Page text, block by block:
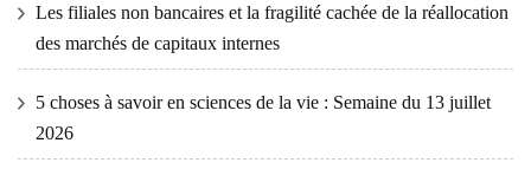
Les filiales non bancaires et la fragilité cachée de la réallocation
des marchés de capitaux internes
5 choses à savoir en sciences de la vie : Semaine du 13 juillet
2026